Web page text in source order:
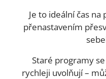
🔸 Je to ideální čas
přenastavením
🔸 Staré programy
rychleji uvolňují –